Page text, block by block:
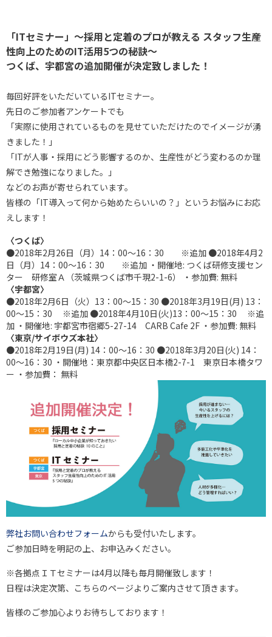
「ITセミナー」〜採用と定着のプロが教える スタッフ生産
性向上のためのIT活用5つの秘訣〜
つくば、宇都宮の追加開催が決定致しました！
毎回好評をいただいているITセミナー。
先日のご参加者アンケートでも
「実際に使用されているものを見せていただけたのでイメージが湧
きました！」
「ITが人事・採用にどう影響するのか、生産性がどう変わるのか理
解でき勉強になりました。」
などのお声が寄せられています。
皆様の「IT導入って何から始めたらいいの？」というお悩みにお応
えします！
〈つくば〉
●2018年2月26日（月）14：00～16：30 ※追加 ●2018年4月2
日（月）14：00～16：30 ※追加 ・開催地: つくば研修支援セン
ター 研修室Ａ（茨城県つくば市千現2-1-6） ・参加費: 無料
〈宇都宮〉
●2018年2月6日（火）13：00～15：30 ●2018年3月19日(月) 13：
00～15：30 ※追加 ●2018年4月10日(火)13：00～15：30 ※追
加 ・開催地: 宇都宮市宿郷5-27-14 CARB Cafe 2F ・参加費: 無料
〈東京/サイボウズ本社〉
●2018年2月19日(月) 14：00～16：30 ●2018年3月20日(火) 14：
00～16：30 ・開催地：東京都中央区日本橋2-7-1 東京日本橋タワ
ー ・参加費： 無料
弊社お問い合わせフォームからも受付いたします。
ご参加日時を明記の上、お申込みください。
※各拠点ＩＴセミナーは4月以降も毎月開催致します！
日程は決定次第、こちらのページよりご案内させて頂きます。
皆様のご参加心よりお待ちしております！